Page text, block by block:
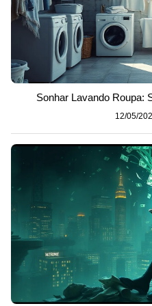
Sonhar Lavando Roupa:
12/05/